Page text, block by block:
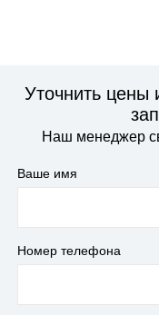
Уточнить
Наш менеджер
Ваше имя
Номер телефона